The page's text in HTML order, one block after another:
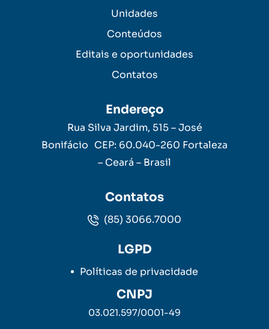
Unidades
Conteúdos
Editais e oportunidades
Contatos
Endereço
Rua Silva Jardim, 515 – José
Bonifácio CEP: 60.040-260 Fortaleza
– Ceará – Brasil
Contatos
(85) 3066.7000
LGPD
Políticas de privacidade
CNPJ
03.021.597/0001-49